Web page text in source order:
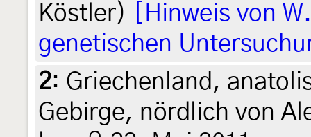
Köstler)
[Hinweis von
genetischen
2: Griechenland,
Gebirge, nördlich von